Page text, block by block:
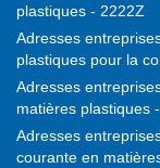
plastiques - 2222Z
Adresses
plastiques pour la
Adresses
matières plastiques
Adresses
courante en